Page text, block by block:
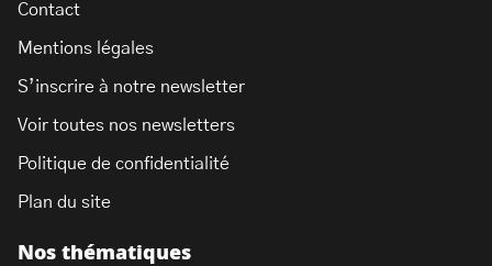
Nos thématiques
Contact
Mentions légales
S’inscrire à notre newsletter
Voir toutes nos newsletters
Politique de confidentialité
Plan du site